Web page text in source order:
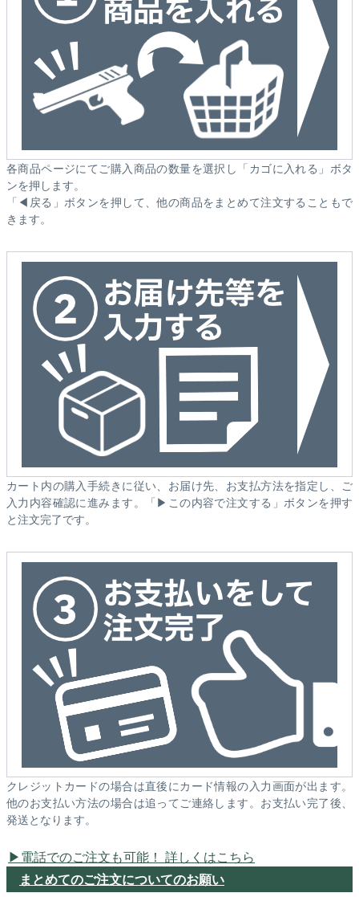
各商品ページにてご購入商品の数量を選択し「カゴに入れる」ボタ
ンを押します。
「◀戻る」ボタンを押して、他の商品をまとめて注文することもで
きます。
カート内の購入手続きに従い、お届け先、お支払方法を指定し、ご
入力内容確認に進みます。「▶この内容で注文する」ボタンを押す
と注文完了です。
クレジットカードの場合は直後にカード情報の入力画面が出ます。
他のお支払い方法の場合は追ってご連絡します。お支払い完了後、
発送となります。
電話でのご注文も可能！ 詳しくはこちら
まとめてのご注文についてのお願い